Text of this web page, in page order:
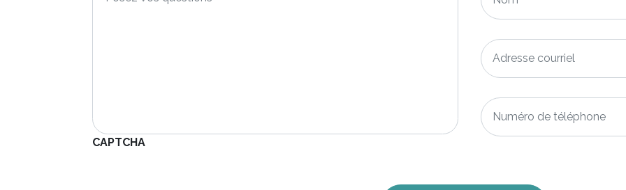
Adresse
courriel
Numéro
de
téléphone *
CAPTCHA